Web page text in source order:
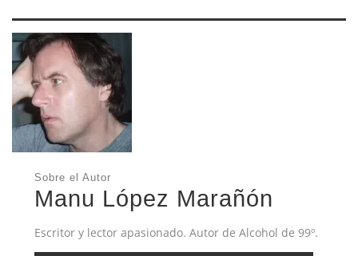
Sobre el Autor
Manu López Marañón
Escritor y lector apasionado. Autor de Alcohol de 99º.